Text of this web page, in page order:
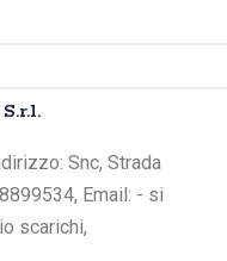
Snc, Strada
Email: - si
scarichi,